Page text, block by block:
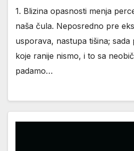
1. Blizina opasnosti menja
naša čula. Neposredno pre
usporava, nastupa tišina;
koje ranije nismo, i to sa
padamo…